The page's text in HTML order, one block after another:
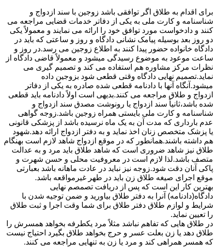
برای اقدام به طلاق اگر توافقی باشد زوجین با سند ازدواج و
شناسنامه و کارت ملی به یکی از دفاتر خدمات قضایی مراجعه می
کنند و دادخواست مورد توافق خود را ارائه می نمایند و معمولاً یکی
دو روز بعد بوسیله پیامک نشانی دادگاه و روز و ساعتی که باید در
دادگاه خانواده حضور پیدا کنند به اطلاع زوجین می رسد.در روز و
ساعت موعود به موضوع رسیدگی میشود و معمولاً قاضی دادگاه از
نظرات مرکز مشاوره هم استفاده می کند و تصمیم گیری می
نماید.تصمیم نهایی دادگاه وقتی قطعی شود بزوجین داده
میشود.آنگاه آنها با دادنامه قطعی شده صادره به یکی از دفاتر
ازدواج و طلاق مراجعه می کنند.بدیهی است اولاً دادنامه باید قطعی
شده باشد،ثانیاً سند ازدواج یا رونوشت مصدق سند ازدواج و
شناسنامه و کارت ملی بایستی همراه زوجین باشد.زوجه گواهی
عدم بارداری که مدت آن به یک ماه نرسیده باشد از پزشکی قانونی
یا پزشک متخصص زنان اخذ نماید و به دفتر ازدواج ارائه دهد.شهود
هم داشته باشند.همانطور که در موقع ازدواج شاهد لازم است بهنگام
طلاق نیز شاهد ضروری است که شاهد طلاق باید مرد و به عدالت
متصف باشد.لذا لازم است در معروفیت محلی و حسن شهرت و
پاکی آنان دقت شود.زوجه نیز نباید در عادت ماهانه باشد بعبارتی
موقع اجرای صیغه طلاق زن باید در طهر غیرمواقعه باشد.
بهترین کار این است که پس از دریافت تصمصم نهایی
دادگاه(دادنامه) آنرا به دفتر طلاق بیاورید و ضمن توجیه شدن با
شرایط و لوازم طلاق دفتر طلاق برای شما وقت اجرا و ثبت طلاق
را تعیین نماید.
در طلاق هایی که تفاهم نباشد مثلاً مرد یکطرفه بخواهد همسرش را
طلاق دهد یا زن بعلت عسر و حرج بخواهد طلاق بگیرد احتیاج نیست
که همسر همراهی کند و مرد یا زن به تنهایی مراجعه می کنند.